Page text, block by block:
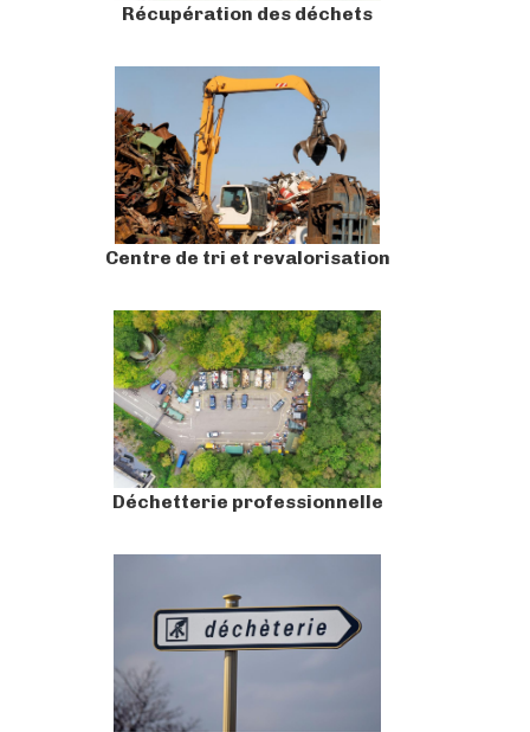
Récupération des déchets
Centre de tri et revalorisation
Déchetterie professionnelle